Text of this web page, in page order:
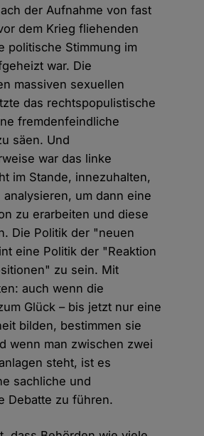
der Aufnahme von fast
dem Krieg fliehenden
politische Stimmung im
war. Die
massiven sexuellen
das rechtspopulistische
fremdenfeindliche
säen. Und
war das linke
im Stande, innezuhalten,
analysieren, um dann eine
zu erarbeiten und diese
Die Politik der "neuen
eine Politik der "Reaktion
zu sein. Mit
auch wenn die
Glück – bis jetzt nur eine
bilden, bestimmen sie
wenn man zwischen zwei
steht, ist es
sachliche und
Debatte zu führen.